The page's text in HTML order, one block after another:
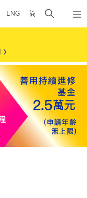
ENG 簡
開
介
面
彈
出